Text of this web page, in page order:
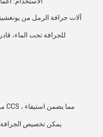
آلات جرافة الرمل من
للجرافة تحت الماء،
يمكن تخصيص الجرافة